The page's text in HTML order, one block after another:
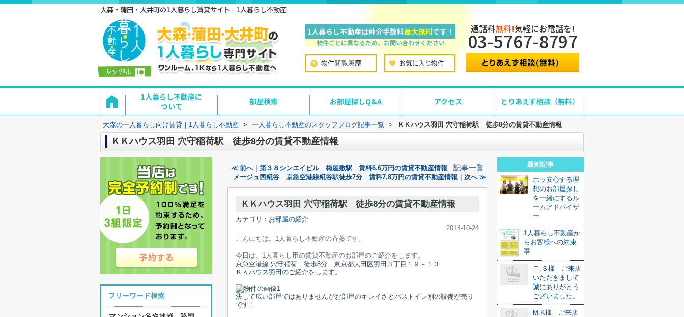
大森・蒲田・大井町の1人暮らし賃貸サイト - 1人暮らし不動産
1人暮らし不動産は仲介手数料最大無料です！
物件ごとに異なるため、お問い合わせください
通話料無料!気軽にお電話を!
03-5767-8797
1人暮らし不動産に
ついて
部屋検索 お部屋探しQ&A アクセス とりあえず相談（無料）
大森の一人暮らし向け賃貸｜1人暮らし不動産 > 一人暮らし不動産のスタッフブログ記事一覧 > ＫＫハウス羽田 穴守稲荷駅 徒歩8分の賃貸不動産情報
ＫＫハウス羽田 穴守稲荷駅 徒歩8分の賃貸不動産情報
≪ 前へ｜第３８シンエイビル 梅屋敷駅 賃料6.6万円の賃貸不動産情報 記事一覧
メージュ西糀谷 京急空港線糀谷駅徒歩7分 賃料7.8万円の賃貸不動産情報｜次へ ≫
ＫＫハウス羽田 穴守稲荷駅 徒歩8分の賃貸不動産情報
カテゴリ： お部屋の紹介
2014-10-24
こんにちは。1人暮らし不動産の斉藤です。
今日は、1人暮らし用の賃貸不動産のお部屋のご紹介をします。
京急空港線 穴守稲荷 徒歩8分 東京都大田区羽田３丁目１９－１３
ＫＫハウス羽田 のご紹介をします。
決して広い部屋ではありませんがお部屋のキレイさとバストイレ別の設備が売り
です！
最新記事
ホッ安心する理
想のお部屋探し
を一緒にするル
ームアドバイザ
ー
1人暮らし不動産か
らお客様への約束
事
Ｔ.Ｓ様 ご来店
いただきまして
誠にありがとう
ございました。
M.K様 ご来店